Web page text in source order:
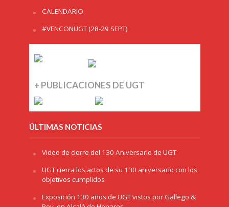
CALENDARIO
#VENCONUGT (28-29 SEPT)
+ PUBLICACIONES DE UGT
ÚLTIMAS NOTICIAS
Video de cierre del 130 Aniversario de UGT
UGT cierra los actos de su 130 aniversario con los
objetivos cumplidos
Exposición 130 años de UGT vistos por Gallego &